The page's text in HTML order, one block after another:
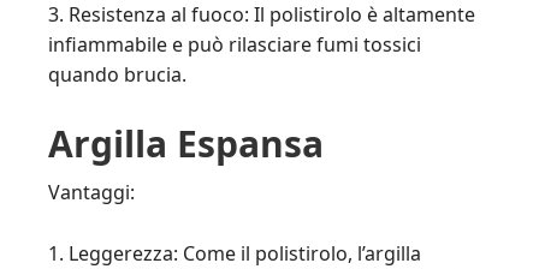
3. Resistenza al fuoco: Il polistirolo è altamente
infiammabile e può rilasciare fumi tossici
quando brucia.
Argilla Espansa
Vantaggi:
1. Leggerezza: Come il polistirolo, l’argilla